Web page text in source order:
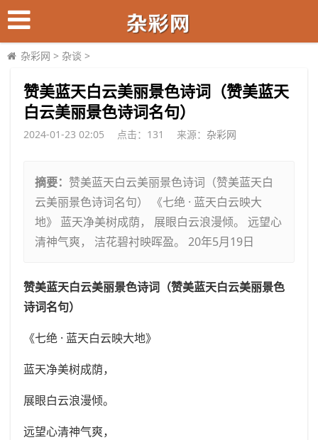
杂彩网 > 杂谈 >
​赞美蓝天白云美丽景色诗词（赞美蓝天
白云美丽景色诗词名句）
2024-01-23 02:05 点击： 131 来源： 杂彩网
摘要： 赞美蓝天白云美丽景色诗词（赞美蓝天白
云美丽景色诗词名句） 《七绝 · 蓝天白云映大
地》 蓝天净美树成荫， 展眼白云浪漫倾。 远望心
清神气爽， 洁花碧衬映晖盈。 20年5月19日
赞美蓝天白云美丽景色诗词（赞美蓝天白云美丽景色
诗词名句）
《七绝 · 蓝天白云映大地》
蓝天净美树成荫，
展眼白云浪漫倾。
远望心清神气爽，